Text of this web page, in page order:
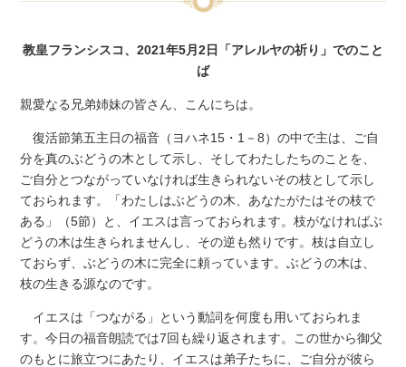
教皇フランシスコ、2021年5月2日「アレルヤの祈り」でのこと
ば
親愛なる兄弟姉妹の皆さん、こんにちは。
復活節第五主日の福音（ヨハネ15・1－8）の中で主は、ご自
分を真のぶどうの木として示し、そしてわたしたちのことを、
ご自分とつながっていなければ生きられないその枝として示し
ておられます。「わたしはぶどうの木、あなたがたはその枝で
ある」（5節）と、イエスは言っておられます。枝がなければぶ
どうの木は生きられませんし、その逆も然りです。枝は自立し
ておらず、ぶどうの木に完全に頼っています。ぶどうの木は、
枝の生きる源なのです。
イエスは「つながる」という動詞を何度も用いておられま
す。今日の福音朗読では7回も繰り返されます。この世から御父
のもとに旅立つにあたり、イエスは弟子たちに、ご自分が彼ら